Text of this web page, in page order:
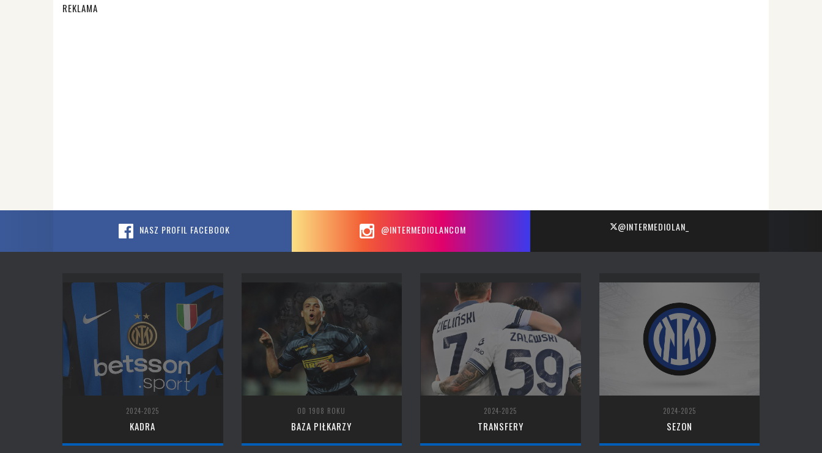
REKLAMA
NASZ PROFIL FACEBOOK @INTERMEDIOLANCOM @INTERMEDIOLAN_
2024-2025
KADRA
OD 1908 ROKU
BAZA PIŁKARZY
2024-2025
TRANSFERY
2024-2025
SEZON